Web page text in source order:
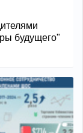
будущего"